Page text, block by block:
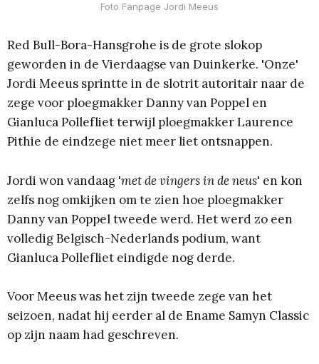
Foto Fanpage Jordi Meeus
Red Bull-Bora-Hansgrohe is de grote slokop
geworden in de Vierdaagse van Duinkerke. 'Onze'
Jordi Meeus sprintte in de slotrit autoritair naar de
zege voor ploegmakker Danny van Poppel en
Gianluca Pollefliet terwijl ploegmakker Laurence
Pithie de eindzege niet meer liet ontsnappen.
Jordi won vandaag 'met de vingers in de neus' en kon
zelfs nog omkijken om te zien hoe ploegmakker
Danny van Poppel tweede werd. Het werd zo een
volledig Belgisch-Nederlands podium, want
Gianluca Pollefliet eindigde nog derde.
Voor Meeus was het zijn tweede zege van het
seizoen, nadat hij eerder al de Ename Samyn Classic
op zijn naam had geschreven.